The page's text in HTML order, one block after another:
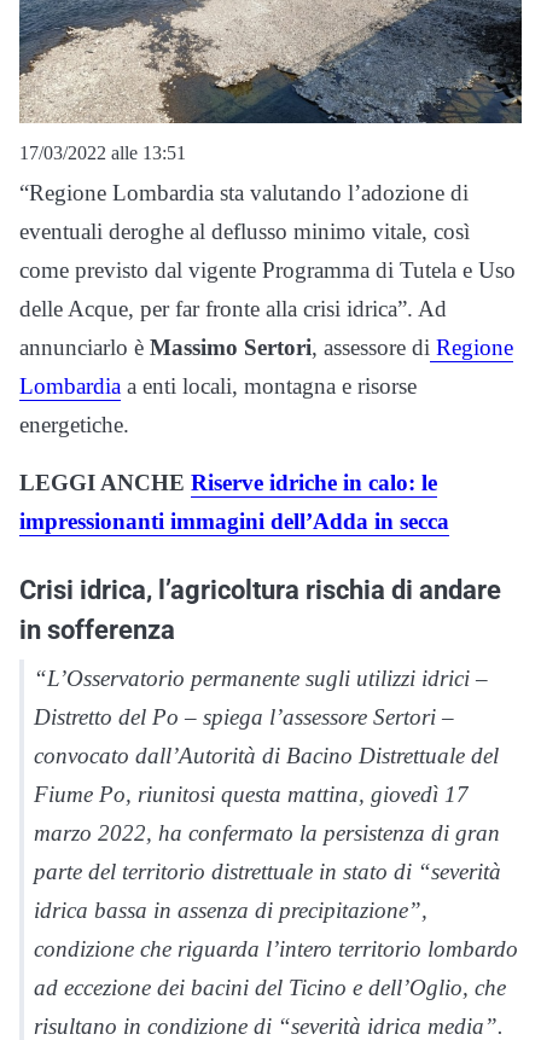
17/03/2022 alle 13:51
“Regione Lombardia sta valutando l’adozione di
eventuali deroghe al deflusso minimo vitale, così
come previsto dal vigente Programma di Tutela e Uso
delle Acque, per far fronte alla crisi idrica”. Ad
annunciarlo è Massimo Sertori, assessore di Regione
Lombardia a enti locali, montagna e risorse
energetiche.
LEGGI ANCHE Riserve idriche in calo: le
impressionanti immagini dell’Adda in secca
Crisi idrica, l’agricoltura rischia di andare
in sofferenza
“L’Osservatorio permanente sugli utilizzi idrici –
Distretto del Po – spiega l’assessore Sertori –
convocato dall’Autorità di Bacino Distrettuale del
Fiume Po, riunitosi questa mattina, giovedì 17
marzo 2022, ha confermato la persistenza di gran
parte del territorio distrettuale in stato di “severità
idrica bassa in assenza di precipitazione”,
condizione che riguarda l’intero territorio lombardo
ad eccezione dei bacini del Ticino e dell’Oglio, che
risultano in condizione di “severità idrica media”.